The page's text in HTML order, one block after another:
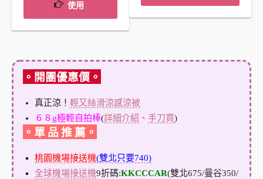
使用
。開團優惠價。
真正涼！ 輕又絲滑涼感涼被
６８g極輕自拍棒(詳細介紹 、 手刀買)
。單 品 推 薦。
桃園機場接送機(雙北只要740)
全球機場接送機9折碼:KKCCCAR(雙北675/曼谷350/